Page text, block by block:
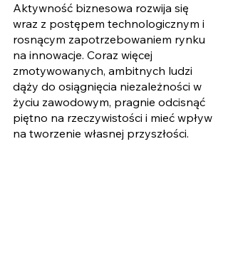
Aktywność biznesowa rozwija się
wraz z postępem technologicznym i
rosnącym zapotrzebowaniem rynku
na innowacje. Coraz więcej
zmotywowanych, ambitnych ludzi
dąży do osiągnięcia niezależności w
życiu zawodowym, pragnie odcisnąć
piętno na rzeczywistości i mieć wpływ
na tworzenie własnej przyszłości.